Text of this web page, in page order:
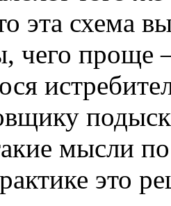
эта схема
чего проще
мысли
это